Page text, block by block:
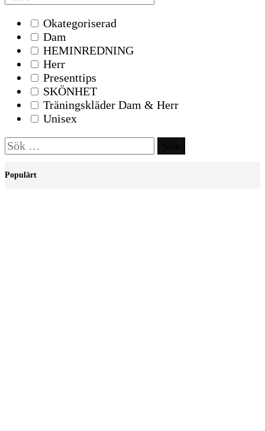
Okategoriserad
Dam
HEMINREDNING
Herr
Presenttips
SKÖNHET
Träningskläder Dam & Herr
Unisex
Sök
efter:
Populärt